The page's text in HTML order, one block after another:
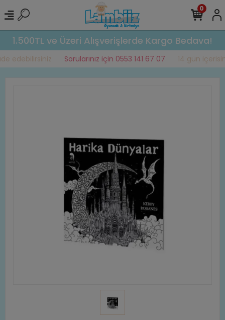
1.500TL ve Üzeri Alışverişlerde Kargo Bedava!
edebilirsiniz Sorularınız için 0553 141 67 07 14 gün
0